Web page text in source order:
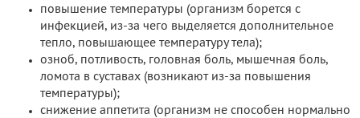
повышение температуры (организм борется с
инфекцией, из-за чего выделяется дополнительное
тепло, повышающее температуру тела);
озноб, потливость, головная боль, мышечная боль,
ломота в суставах (возникают из-за повышения
температуры);
снижение аппетита (организм не способен нормально